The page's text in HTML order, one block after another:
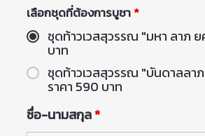
เลือกชุดที่ต้องการบูชา*
ชุดท้าวเวสสุวรรณ "มหา ลาภ ย
บาท
ชุดท้าวเวสสุวรรณ "บันดาลลา
ราคา 590 บาท
ชื่อ-นามสกุล*